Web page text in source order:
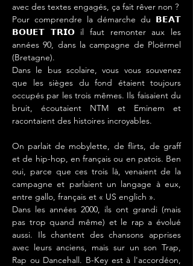
avec des textes engagés, ça fait rêver non ?
Pour comprendre la démarche du 𝗕𝗘𝗔𝗧
𝗕𝗢𝗨𝗘𝗧 𝗧𝗥𝗜𝗢 il faut remonter aux les
années 90, dans la campagne de Ploërmel
(Bretagne).
Dans le bus scolaire, vous vous souvenez
que les sièges du fond étaient toujours
occupés par les trois mêmes. Ils faisaient du
bruit, écoutaient NTM et Eminem et
racontaient des histoires incroyables.
On parlait de mobylette, de flirts, de graff
et de hip-hop, en français ou en patois. Ben
oui, parce que ces trois là, venaient de la
campagne et parlaient un langage à eux,
entre gallo, français et « US englich ».
Dans les années 2000, ils ont grandi (mais
pas trop quand même) et le rap a évolué
aussi. Ils chantent des chansons apprises
avec leurs anciens, mais sur un son Trap,
Rap ou Dancehall. B-Key est à l'accordéon,